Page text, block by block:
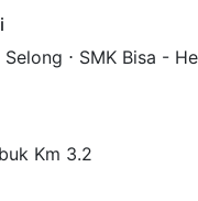
⋅ SMK Bisa -
Km 3.2